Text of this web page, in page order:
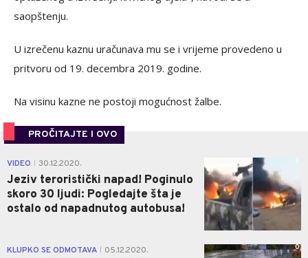
saopštenju.
U izrečenu kaznu uračunava mu se i vrijeme provedeno u
pritvoru od 19. decembra 2019. godine.
Na visinu kazne ne postoji mogućnost žalbe.
PROČITAJTE I OVO
VIDEO 30.12.2020.
Jeziv teroristički napad! Poginulo
skoro 30 ljudi: Pogledajte šta je
ostalo od napadnutog autobusa!
0
KLUPKO SE ODMOTAVA 05.12.2020. 0